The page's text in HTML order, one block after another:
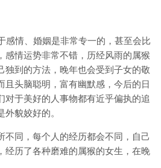
感情、婚姻是非常专一的，甚至会比
感情运势非常不错，历经风雨的属猴
独到的方法，晚年也会受到子女的敬
且头脑聪明，富有幽默感，今后的日
对于美好的人事物都有近乎偏执的追
貌姣好的。
不同，每个人的经历都会不同，自己
经历了各种磨难的属猴的女生，在晚